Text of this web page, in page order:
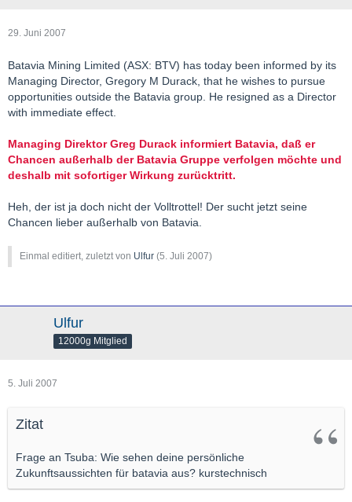
29. Juni 2007
Batavia Mining Limited (ASX: BTV) has today been informed by its
Managing Director, Gregory M Durack, that he wishes to pursue
opportunities outside the Batavia group. He resigned as a Director
with immediate effect.
Managing Direktor Greg Durack informiert Batavia, daß er
Chancen außerhalb der Batavia Gruppe verfolgen möchte und
deshalb mit sofortiger Wirkung zurücktritt.
Heh, der ist ja doch nicht der Volltrottel! Der sucht jetzt seine
Chancen lieber außerhalb von Batavia.
Einmal editiert, zuletzt von Ulfur (5. Juli 2007)
Ulfur
12000g Mitglied
5. Juli 2007
Zitat
Frage an Tsuba: Wie sehen deine persönliche
Zukunftsaussichten für batavia aus? kurstechnisch